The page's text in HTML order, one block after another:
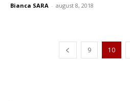
Bianca SARA - august 8, 2018
9 10